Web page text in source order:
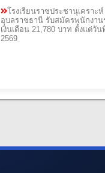
โรงเรียนราชประชานุเคราะ
อุบลราชธานี รับสมัครพนักงาน
เงินเดือน 21,780 บาท ตั้งแต่วั
2569